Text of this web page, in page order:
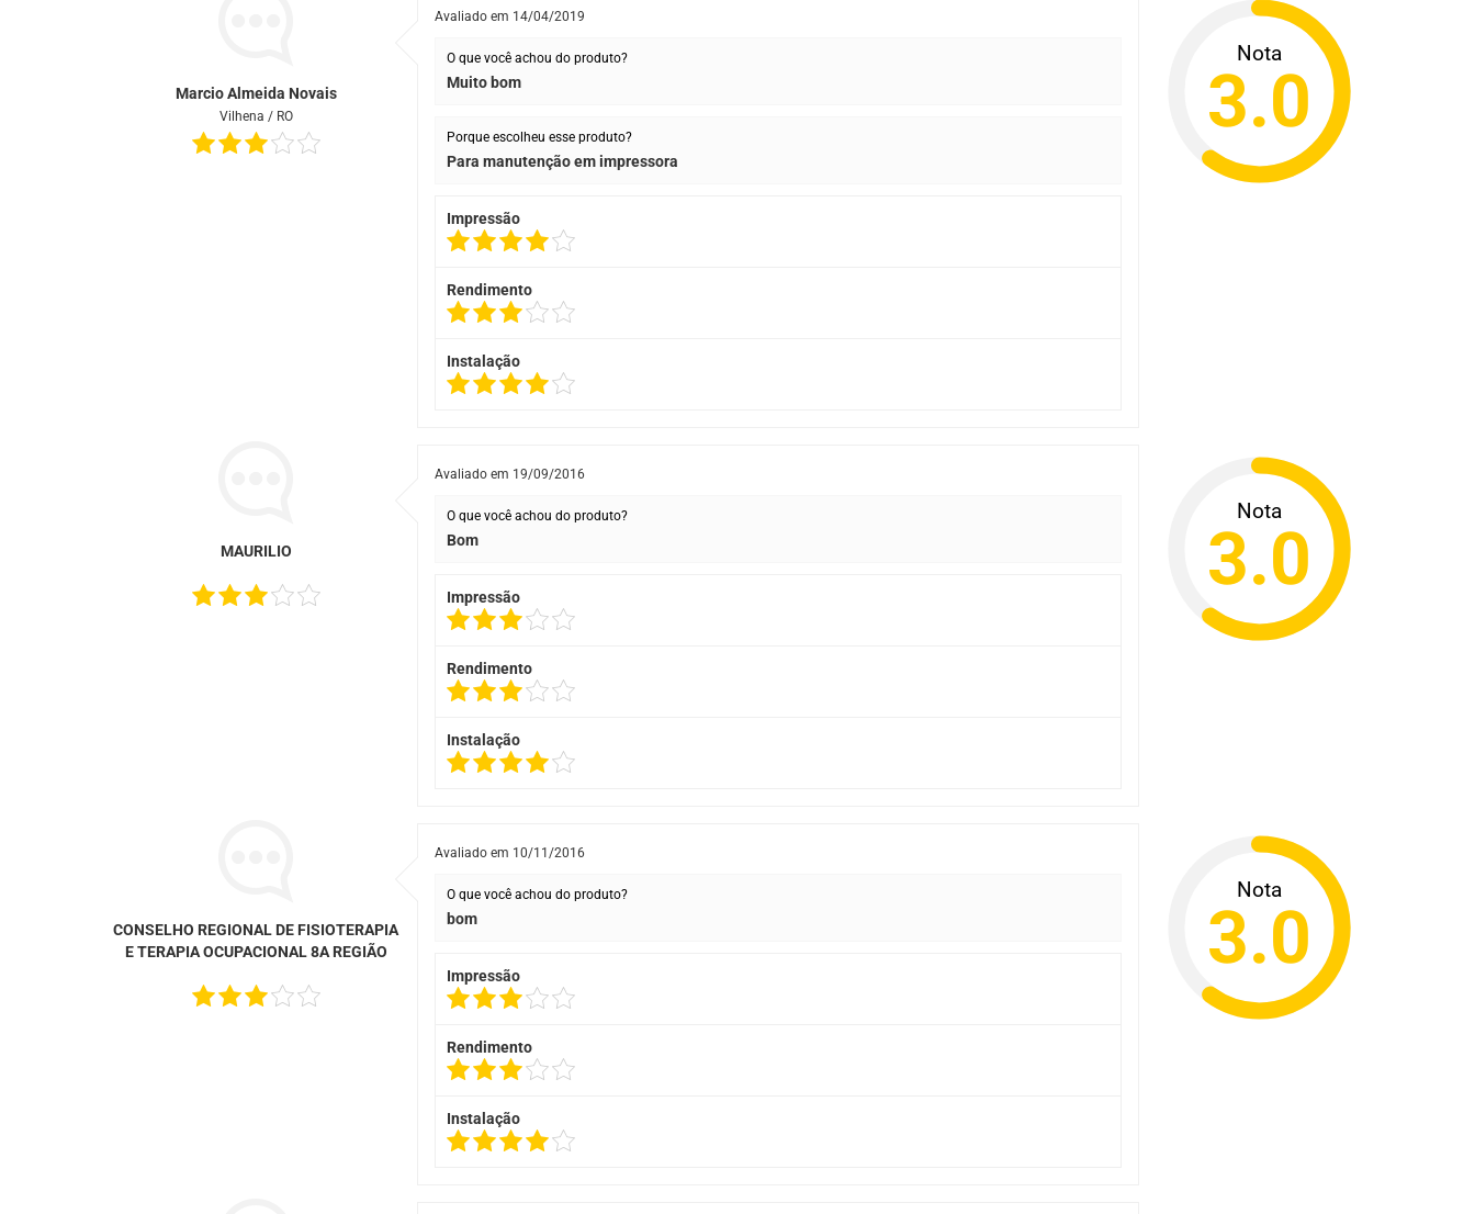
Marcio Almeida Novais
Vilhena / RO
Avaliado em 14/04/2019
O que você achou do produto?
Muito bom
Porque escolheu esse produto?
Para manutenção em impressora
Impressão
Rendimento
Instalação
Nota
3.0
MAURILIO
Avaliado em 19/09/2016
O que você achou do produto?
Bom
Impressão
Rendimento
Instalação
Nota
3.0
CONSELHO REGIONAL DE FISIOTERAPIA
E TERAPIA OCUPACIONAL 8A REGIÃO
Avaliado em 10/11/2016
O que você achou do produto?
bom
Impressão
Rendimento
Instalação
Nota
3.0